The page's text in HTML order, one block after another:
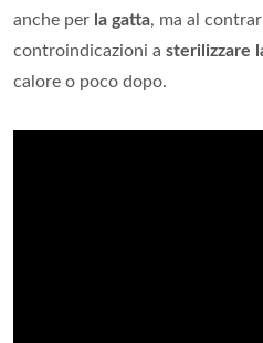
anche per la gatta, ma al
controindicazioni a sterilizzare
calore o poco dopo.